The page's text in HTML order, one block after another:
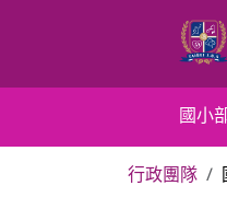
容
區
國小
行政團隊
國小部 Elementary